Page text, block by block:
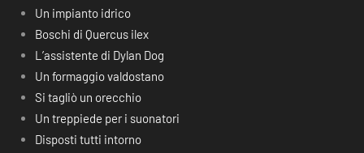
Un impianto idrico
Boschi di Quercus ilex
L’assistente di Dylan Dog
Un formaggio valdostano
Si tagliò un orecchio
Un treppiede per i suonatori
Disposti tutti intorno